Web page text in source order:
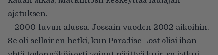
ajatuksen.
– 2000-luvun alussa. Jossain vuoden 2002 aikoihin.
Se oli sellainen hetki, kun Paradise Lost olisi ihan